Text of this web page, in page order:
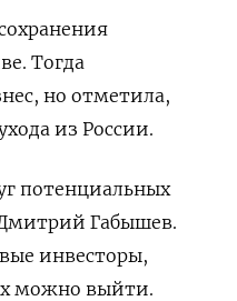
Тогда
но отметила,
из России.
потенциальных
Габышев.
инвесторы,
можно выйти.